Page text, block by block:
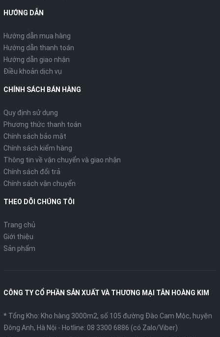
HƯỚNG DẪN
Hướng dẫn mua hàng
Hướng dẫn thanh toán
Hướng dẫn giao nhận
Điều khoản dịch vụ
CHÍNH SÁCH BÁN HÀNG
Quy định sử dụng
Phương thức thanh toán
Chính sách bảo mật
Chính sách kiểm hàng
Thông tin về vận chuyển và giao nhận
Chính sách đổi trả
Chính sách vận chuyển
THEO DÕI CHÚNG TÔI
Trang chủ
Giới thiệu
Sản phẩm
CÔNG TY CỔ PHẦN SẢN XUẤT VÀ THƯƠNG MẠI TÂN HOÀNG KIM
* Tổng Kho: Kho hàng 3000m2, số 105 đường Đào Cam Mộc, huyện
Đông Anh, Hà Nội - Hotline: 08 3300 6886 (có Zalo/Viber)